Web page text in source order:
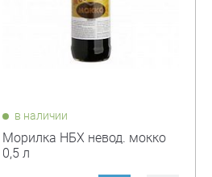
в наличии
Морилка НБХ невод. мокко
0,5 л